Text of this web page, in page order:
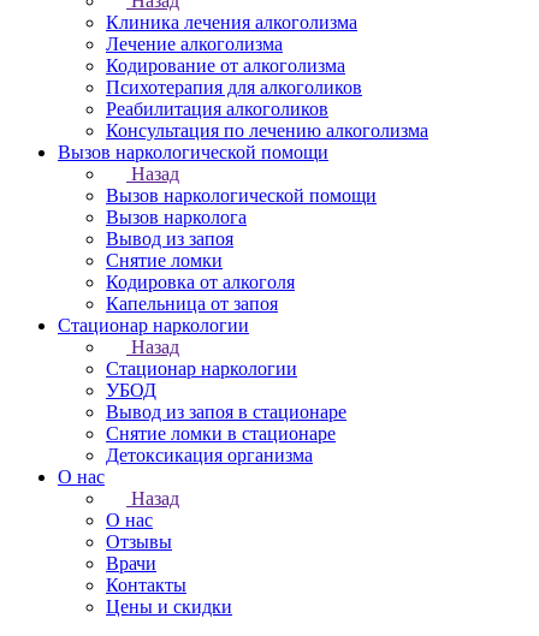
Клиника лечения алкоголизма
Лечение алкоголизма
Кодирование от алкоголизма
Психотерапия для алкоголиков
Реабилитация алкоголиков
Консультация по лечению алкоголизма
Вызов наркологической помощи
Назад
Вызов наркологической помощи
Вызов нарколога
Вывод из запоя
Снятие ломки
Кодировка от алкоголя
Капельница от запоя
Стационар наркологии
Назад
Стационар наркологии
УБОД
Вывод из запоя в стационаре
Снятие ломки в стационаре
Детоксикация организма
О нас
Назад
О нас
Отзывы
Врачи
Контакты
Цены и скидки